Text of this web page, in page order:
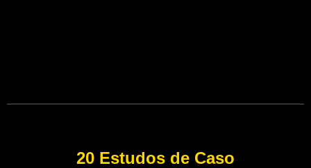
20 Estudos de Caso